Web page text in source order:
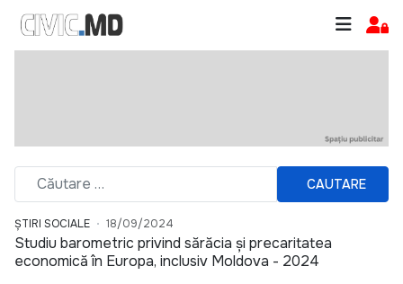
CAUTARE
ȘTIRI SOCIALE 18/09/2024
Studiu barometric privind sărăcia și precaritatea
economică în Europa, inclusiv Moldova - 2024